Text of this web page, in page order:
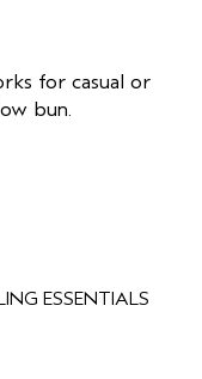
for casual or
bun.
ESSENTIALS